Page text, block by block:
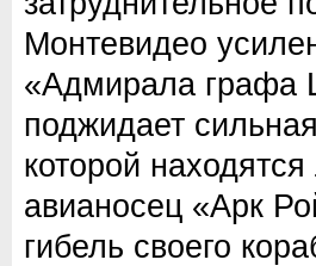
Монтевидео
«Адмирала графа
поджидает
которой
авианосец «Арк
гибель своего